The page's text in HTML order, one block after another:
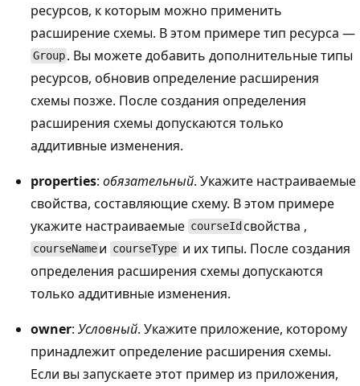
ресурсов, к которым можно применить
расширение схемы. В этом примере тип ресурса —
Group . Вы можете добавить дополнительные типы
ресурсов, обновив определение расширения
схемы позже. После создания определения
расширения схемы допускаются только
аддитивные изменения.
properties: обязательный. Укажите настраиваемые
свойства, составляющие схему. В этом примере
укажите настраиваемые courseId свойства ,
courseName и courseType и их типы. После создания
определения расширения схемы допускаются
только аддитивные изменения.
owner: Условный. Укажите приложение, которому
принадлежит определение расширения схемы.
Если вы запускаете этот пример из приложения,